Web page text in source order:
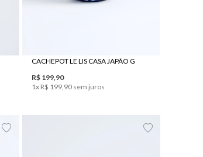
CACHEPOT LE LIS CASA JAPÃO G
R$ 199, 90
1x R$ 199, 90sem juros